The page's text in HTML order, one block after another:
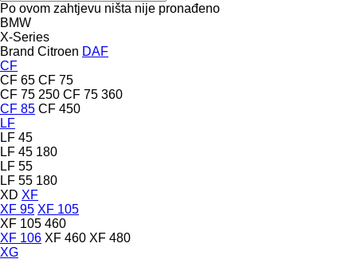
Po ovom zahtjevu ništa nije pronađeno
BMW
X-Series
Brand Citroen DAF
CF
CF 65 CF 75
CF 75 250 CF 75 360
CF 85 CF 450
LF
LF 45
LF 45 180
LF 55
LF 55 180
XD XF
XF 95 XF 105
XF 105 460
XF 106 XF 460 XF 480
XG